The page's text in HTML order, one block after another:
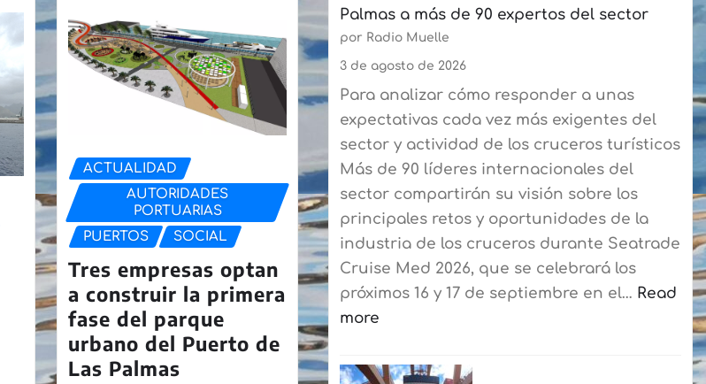
ACTUALIDAD
AUTORIDADES
PORTUARIAS
PUERTOS
SOCIAL
Tres empresas optan
a construir la primera
fase del parque
urbano del Puerto de
Las Palmas
la
ruta
Playa
Blanca-
Corralejo
para
agilizar
el
embarque
a
los
residentes
Palmas a más de 90 expertos del sector
por Radio Muelle
3 de agosto de 2026
Para analizar cómo responder a unas
expectativas cada vez más exigentes del
sector y actividad de los cruceros turísticos
Más de 90 líderes internacionales del
sector compartirán su visión sobre los
principales retos y oportunidades de la
industria de los cruceros durante Seatrade
Cruise Med 2026, que se celebrará los
próximos 16 y 17 de septiembre en el… Read
more
Seatrade